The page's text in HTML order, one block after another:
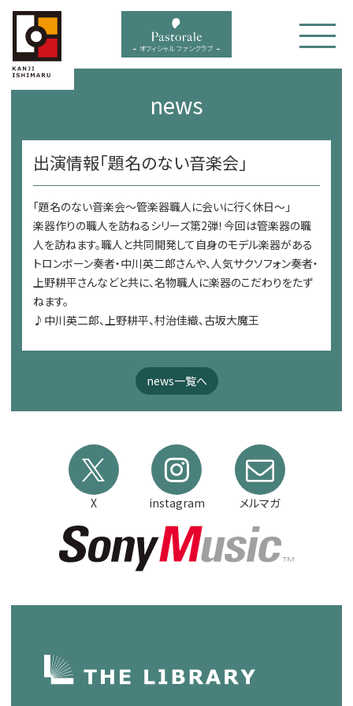
menu オフィシャル ファンクラブ
news
出演情報「題名のない音楽会」
「題名のない音楽会～管楽器職人に会いに行く休日～」
楽器作りの職人を訪ねるシリーズ第2弾！今回は管楽器の職
人を訪ねます。職人と共同開発して自身のモデル楽器がある
トロンボーン奏者・中川英二郎さんや、人気サクソフォン奏者・
上野耕平さんなどと共に、名物職人に楽器のこだわりをたず
ねます。
♪中川英二郎、上野耕平、村治佳織、古坂大魔王
news一覧へ
X instagram メルマガ